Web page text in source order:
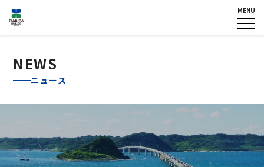
MENU
NEWS
IR情報
TOPICS
反社会的勢力に対する基本方
針
田村ビルズグループ
認定・宣言一覧
NEWS
ニュース